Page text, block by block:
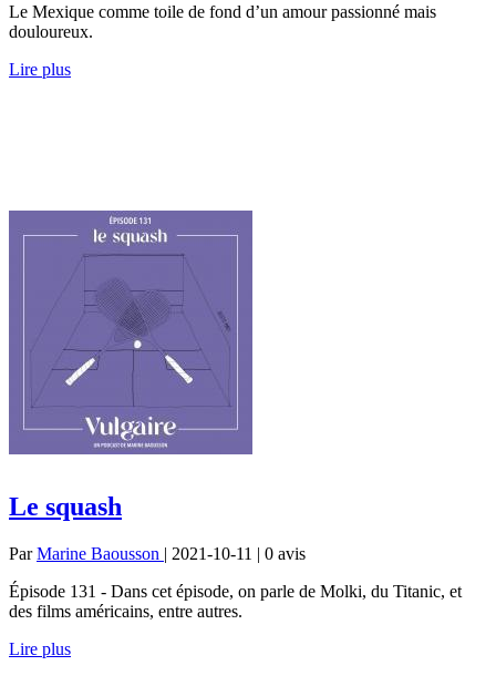
Le Mexique comme toile de fond d’un amour passionné mais
douloureux.
Lire plus
Le squash
ParMarine Baousson | 2021-10-11 | 0 avis
Épisode 131 - Dans cet épisode, on parle de Molki, du Titanic, et
des films américains, entre autres.
Lire plus